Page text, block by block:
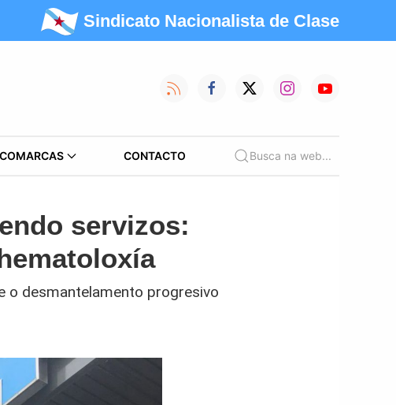
Sindicato Nacionalista de Clase
COMARCAS CONTACTO Busca na web...
servizos:
o desmantelamento progresivo